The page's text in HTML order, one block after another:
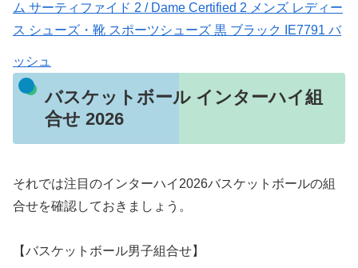
ム サーティファイド 2 / Dame Certified 2 メンズ レディー
ス シューズ・靴 スポーツシューズ 黒 ブラック IE7791 バ
ッシュ
バスケットボール インターハイ組
合せ 2026
それでは注目のインターハイ2026バスケットボールの組
合せを確認しておきましょう。
【バスケットボール男子組合せ】